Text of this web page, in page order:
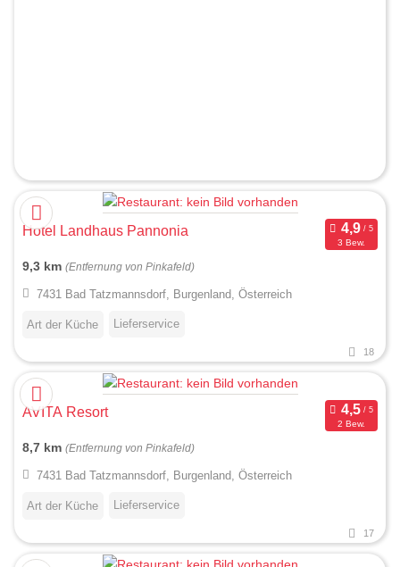
Hotel Landhaus Pannonia
3 Bew.
9,3 km (Entfernung von Pinkafeld)
7431 Bad Tatzmannsdorf, Burgenland, Österreich
Art der Küche Lieferservice
18
AVITA Resort
2 Bew.
8,7 km (Entfernung von Pinkafeld)
7431 Bad Tatzmannsdorf, Burgenland, Österreich
Art der Küche Lieferservice
17